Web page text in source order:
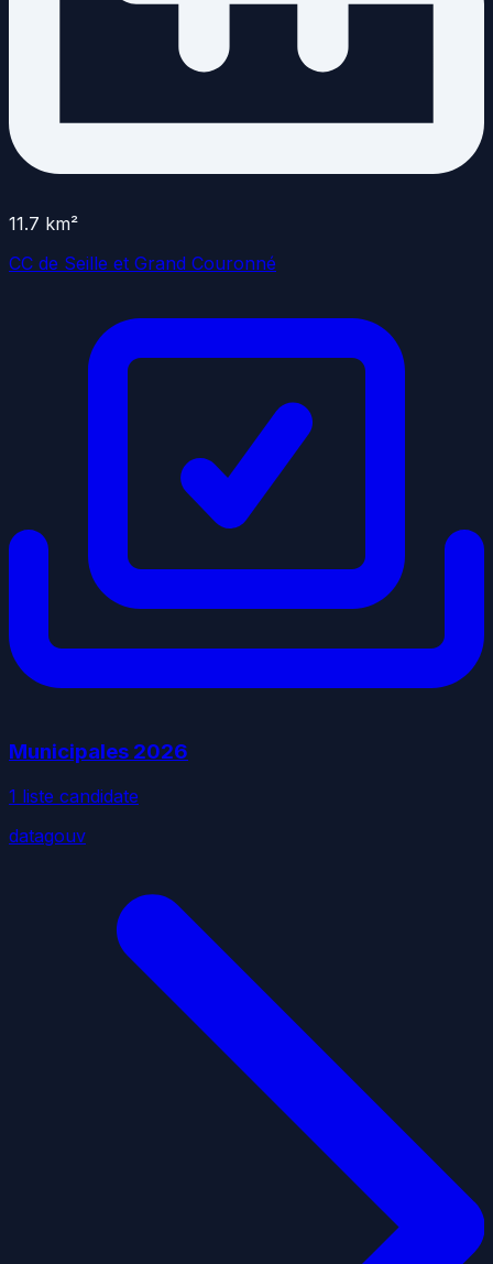
11.7 km²
CC de Seille et Grand Couronné
Municipales 2026
1 liste candidate
datagouv